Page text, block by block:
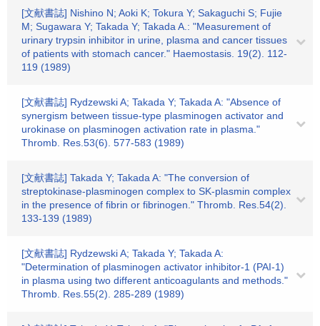
[文献書誌] Nishino N; Aoki K; Tokura Y; Sakaguchi S; Fujie
M; Sugawara Y; Takada Y; Takada A.: "Measurement of
urinary trypsin inhibitor in urine, plasma and cancer tissues
of patients with stomach cancer." Haemostasis. 19(2). 112-
119 (1989)
[文献書誌] Rydzewski A; Takada Y; Takada A: "Absence of
synergism between tissue-type plasminogen activator and
urokinase on plasminogen activation rate in plasma."
Thromb. Res.53(6). 577-583 (1989)
[文献書誌] Takada Y; Takada A: "The conversion of
streptokinase-plasminogen complex to SK-plasmin complex
in the presence of fibrin or fibrinogen." Thromb. Res.54(2).
133-139 (1989)
[文献書誌] Rydzewski A; Takada Y; Takada A:
"Determination of plasminogen activator inhibitor-1 (PAI-1)
in plasma using two different anticoagulants and methods."
Thromb. Res.55(2). 285-289 (1989)